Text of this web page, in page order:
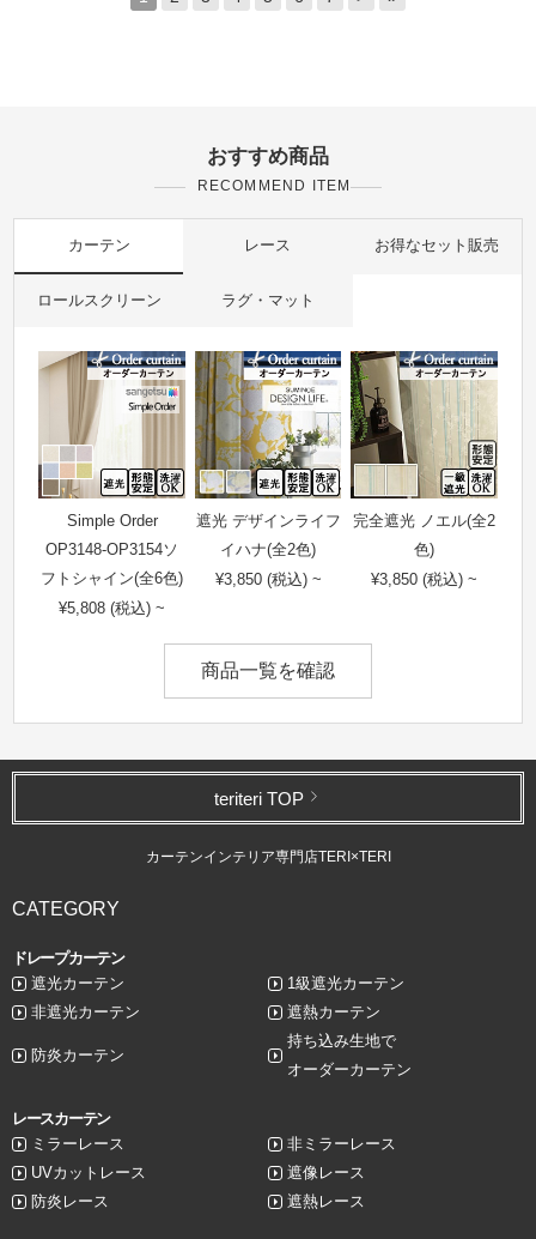
おすすめ商品
RECOMMEND ITEM
カーテン レース お得なセット販売
ロールスクリーン ラグ・マット
Simple Order
OP3148-OP3154ソ
フトシャイン(全6色)
¥5,808 (税込) ~
遮光 デザインライフ
イハナ(全2色)
¥3,850 (税込) ~
完全遮光 ノエル(全2
色)
¥3,850 (税込) ~
商品一覧を確認
teriteri TOP
カーテンインテリア専門店TERI×TERI
CATEGORY
ドレープカーテン
遮光カーテン
1級遮光カーテン
非遮光カーテン
遮熱カーテン
防炎カーテン
持ち込み生地で
オーダーカーテン
レースカーテン
ミラーレース
非ミラーレース
UVカットレース
遮像レース
防炎レース
遮熱レース